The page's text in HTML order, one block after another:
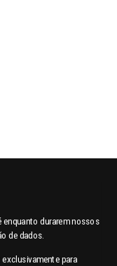
durarem nossos
de dados.
para